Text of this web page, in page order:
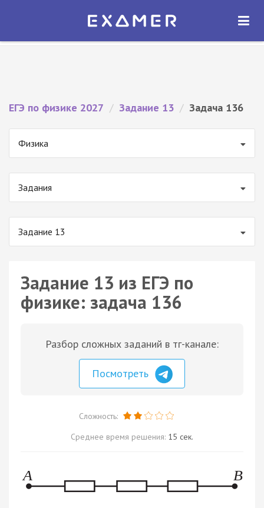
Экзамер — ЕГЭ 2027
ОТКРЫТЬ
ЕГЭ по физике 2027 / Задание 13 / Задача 136
Физика
Задания
Задание 13
Задание 13 из ЕГЭ по
физике: задача 136
Разбор сложных заданий в тг-канале:
Посмотреть
Сложность:
Среднее время решения: 15 сек.